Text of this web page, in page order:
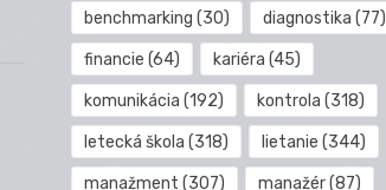
benchmarking (30) diagnostika (77)
financie (64) kariéra (45)
komunikácia (192) kontrola (318)
letecká škola (318) lietanie (344)
manažment (307) manažér(87)